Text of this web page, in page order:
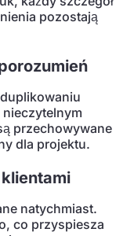
pozostają
przechowywane
dla projektu.
natychmiast.
co przyspiesza